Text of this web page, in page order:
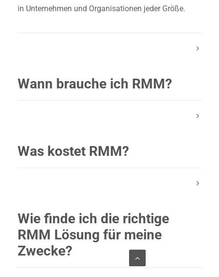
in Unternehmen und Organisationen jeder Größe.
Wann brauche ich RMM?
Was kostet RMM?
Wie finde ich die richtige
RMM Lösung für meine
Zwecke?